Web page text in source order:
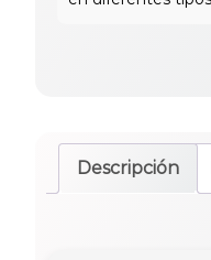
Descripción